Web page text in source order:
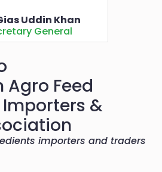
Uddin Khan
General
Agro Feed
&
importers and traders